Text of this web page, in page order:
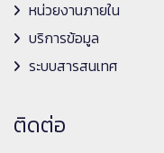
หน่วยงานภายใน
บริการข้อมูล
ระบบสารสนเทศ
ติดต่อ